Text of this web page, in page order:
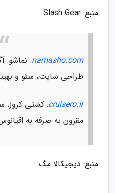
منبع: Slash Gear
namasho.com: نماشو:
طراحی سایت، سئو و
cruisero.ir: کشتی کروز:
مقرون به صرفه به
منبع: دیجیکالا مگ